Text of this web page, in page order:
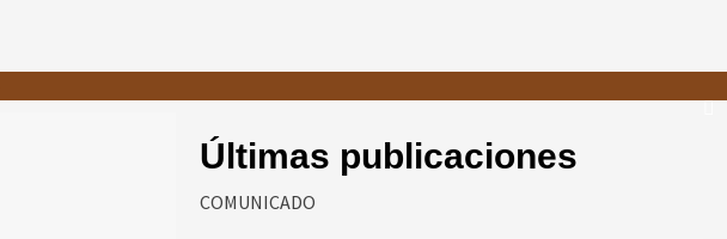
Últimas publicaciones
COMUNICADO